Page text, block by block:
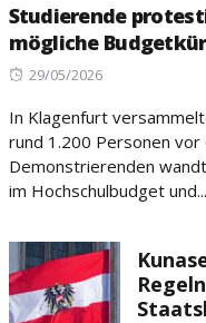
Studierende
mögliche
Posted
29/05/2026
In Klagenfurt
rund 1.200 Personen
Demonstrierenden
im Hochschulbudget und...